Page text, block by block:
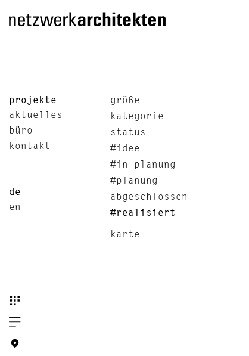
projekte
aktuelles
büro
kontakt
de
en
größe
kategorie
status
#idee
#in planung
#planung
abgeschlossen
#realisiert
karte